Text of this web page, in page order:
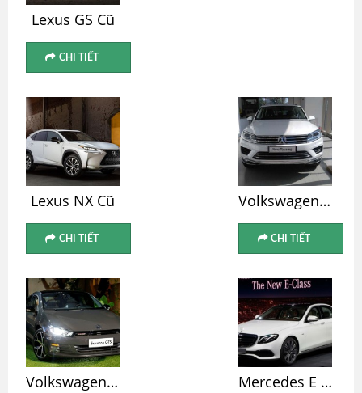
Lexus GS Cũ
CHI TIẾT
Lexus NX Cũ
CHI TIẾT
Volkswagen Touareg Cũ
CHI TIẾT
Volkswagen Scirocco Cũ Mercedes E 200 Cũ